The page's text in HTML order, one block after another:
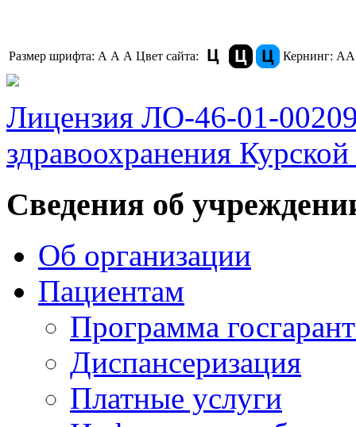
Размер шрифта: A A A Цвет сайта: Кернинг: АА
Лицензия ЛО-46-01-
здравоохранения
Сведения об
Об организации
Пациентам
Программа
Диспансеризация
Платные услуги